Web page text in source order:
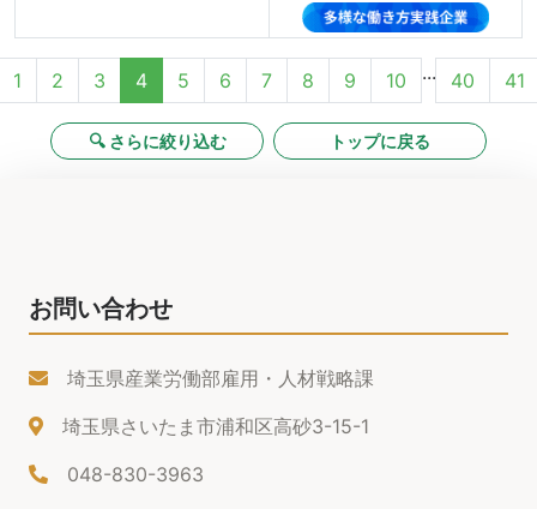
1 2 3 4 5 6 7 8 9 10 ... 40 41
🔍 さらに絞り込む トップに戻る
お問い合わせ
埼玉県産業労働部雇用・人材戦略課
埼玉県さいたま市浦和区高砂3-15-1
048-830-3963